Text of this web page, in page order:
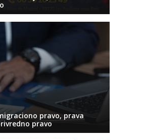
pravo, prava
pravo